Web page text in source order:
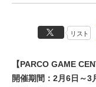
リスト
【PARCO GAME
開催期間：2月6日～